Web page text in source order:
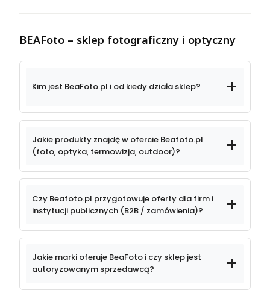
BEAFoto – sklep fotograficzny i optyczny
Kim jest BeaFoto.pl i od kiedy działa sklep?
Jakie produkty znajdę w ofercie Beafoto.pl
(foto, optyka, termowizja, outdoor)?
sprzęt fotograficzny
fotograficzne
Czy Beafoto.pl przygotowuje oferty dla firm i
instytucji publicznych (B2B / zamówienia)?
kompleksowe
oferty dla firm
instytucji publicznych
Jakie marki oferuje BeaFoto i czy sklep jest
autoryzowanym sprzedawcą?